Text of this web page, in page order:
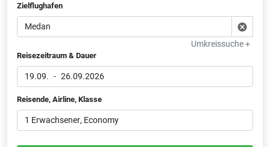
Zielflughafen
Umkreissuche +
Reisezeitraum & Dauer
19.09. - 26.09.2026
Reisende, Airline, Klasse
1 Erwachsener, Economy